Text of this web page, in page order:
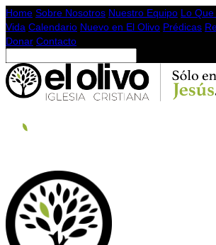
Home Sobre Nosotros Nuestro Equipo Lo
Vida Calendario Nuevo en El Olivo Prédicas
Donar Contacto